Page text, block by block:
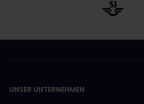
UNSER UNTERNEHMEN